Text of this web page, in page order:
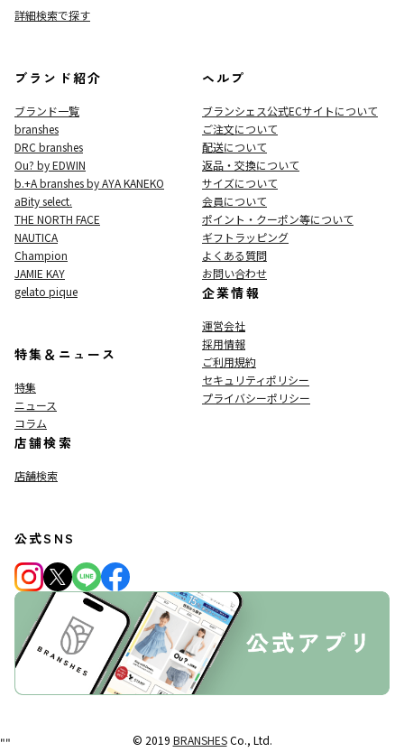
詳細検索で探す
ブランド紹介
ブランド一覧
branshes
DRC branshes
Ou? by EDWIN
b.+A branshes by AYA KANEKO
aBity select.
THE NORTH FACE
NAUTICA
Champion
JAMIE KAY
gelato pique
特集＆ニュース
特集
ニュース
コラム
店舗検索
店舗検索
ヘルプ
ブランシェス公式ECサイトについて
ご注文について
配送について
返品・交換について
サイズについて
会員について
ポイント・クーポン等について
ギフトラッピング
よくある質問
お問い合わせ
企業情報
運営会社
採用情報
ご利用規約
セキュリティポリシー
プライバシーポリシー
公式SNS
© 2019 BRANSHESCo., Ltd.
""